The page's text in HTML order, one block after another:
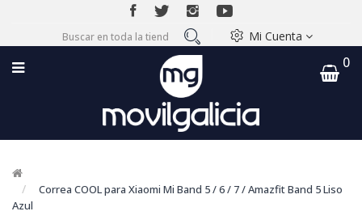
Mi Cuenta
0
Correa COOL para Xiaomi Mi Band 5 / 6 / 7 / Amazfit Band 5 Liso
Azul